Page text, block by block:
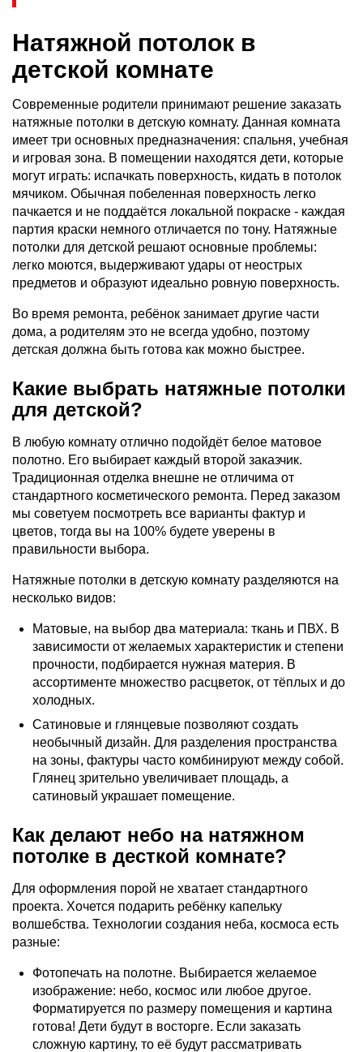
Натяжной потолок в
детской комнате
Современные родители принимают решение заказать
натяжные потолки в детскую комнату. Данная комната
имеет три основных предназначения: спальня, учебная
и игровая зона. В помещении находятся дети, которые
могут играть: испачкать поверхность, кидать в потолок
мячиком. Обычная побеленная поверхность легко
пачкается и не поддаётся локальной покраске - каждая
партия краски немного отличается по тону. Натяжные
потолки для детской решают основные проблемы:
легко моются, выдерживают удары от неострых
предметов и образуют идеально ровную поверхность.
Во время ремонта, ребёнок занимает другие части
дома, а родителям это не всегда удобно, поэтому
детская должна быть готова как можно быстрее.
Какие выбрать натяжные потолки
для детской?
В любую комнату отлично подойдёт белое матовое
полотно. Его выбирает каждый второй заказчик.
Традиционная отделка внешне не отличима от
стандартного косметического ремонта. Перед заказом
мы советуем посмотреть все варианты фактур и
цветов, тогда вы на 100% будете уверены в
правильности выбора.
Натяжные потолки в детскую комнату разделяются на
несколько видов:
Матовые, на выбор два материала: ткань и ПВХ. В
зависимости от желаемых характеристик и степени
прочности, подбирается нужная материя. В
ассортименте множество расцветок, от тёплых и до
холодных.
Сатиновые и глянцевые позволяют создать
необычный дизайн. Для разделения пространства
на зоны, фактуры часто комбинируют между собой.
Глянец зрительно увеличивает площадь, а
сатиновый украшает помещение.
Как делают небо на натяжном
потолке в десткой комнате?
Для оформления порой не хватает стандартного
проекта. Хочется подарить ребёнку капельку
волшебства. Технологии создания неба, космоса есть
разные:
Фотопечать на полотне. Выбирается желаемое
изображение: небо, космос или любое другое.
Форматируется по размеру помещения и картина
готова! Дети будут в восторге. Если заказать
сложную картину, то её будут рассматривать